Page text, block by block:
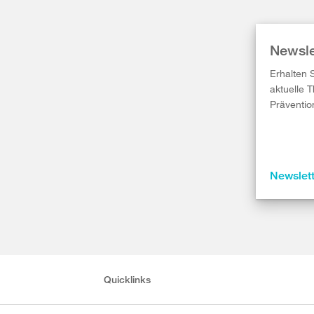
Erhalten
aktuelle
Quicklinks